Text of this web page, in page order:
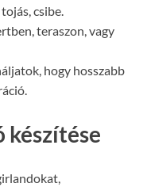
csibe.
teraszon, vagy
hogy hosszabb
készítése